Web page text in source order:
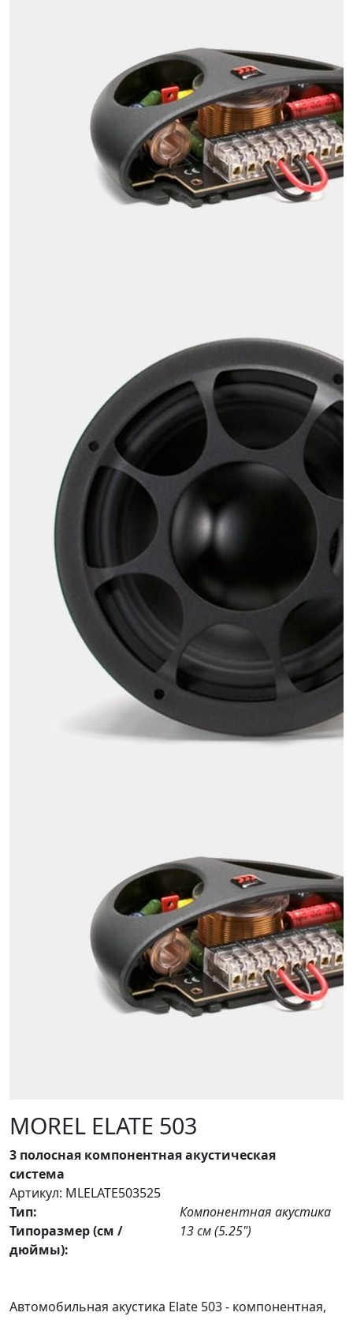
MOREL ELATE 503
3 полосная компонентная акустическая
система
Артикул: MLELATE503525
Тип:
Компонентная акустика
Типоразмер (см /
дюймы):
13 см (5.25")
Автомобильная акустика Elate 503 - компонентная,